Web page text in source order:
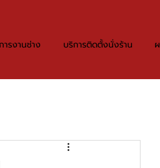
ารงานช่าง บริการติดตั้งนั่งร้าน